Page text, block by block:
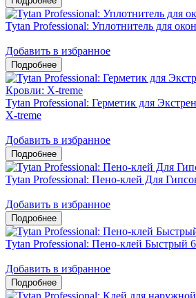
Tytan Professional: Уплотнитель для
Добавить в избранное
Tytan Professional: Герметик для
X-treme
Добавить в избранное
Tytan Professional: Пено-клей Для
Добавить в избранное
Tytan Professional: Пено-клей Быстрый
Добавить в избранное